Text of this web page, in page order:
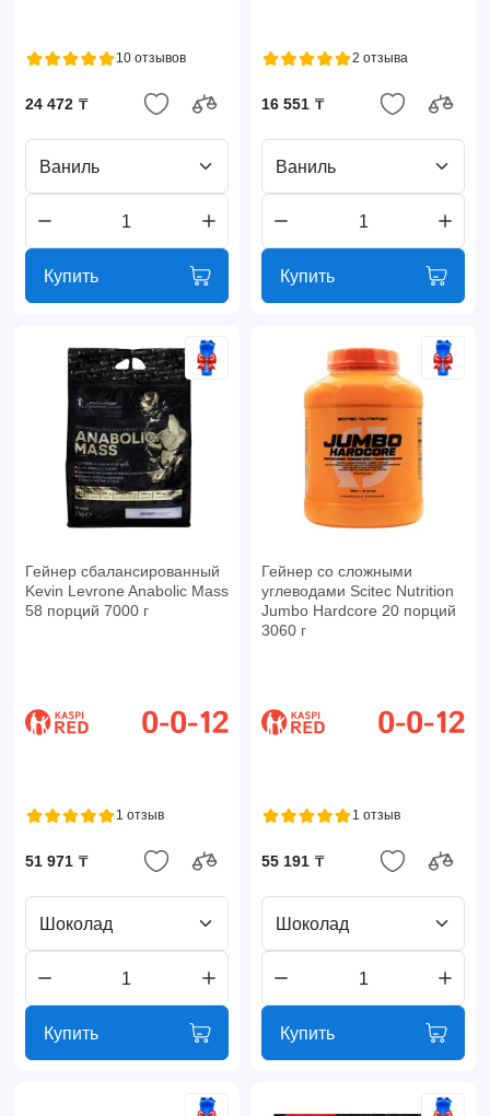
10 отзывов
24 472 ₸
Ваниль
Купить
2 отзыва
16 551 ₸
Ваниль
Купить
Гейнер сбалансированный
Kevin Levrone Anabolic Mass
58 порций 7000 г
1 отзыв
51 971 ₸
Шоколад
Купить
Гейнер со сложными
углеводами Scitec Nutrition
Jumbo Hardcore 20 порций
3060 г
1 отзыв
55 191 ₸
Шоколад
Купить